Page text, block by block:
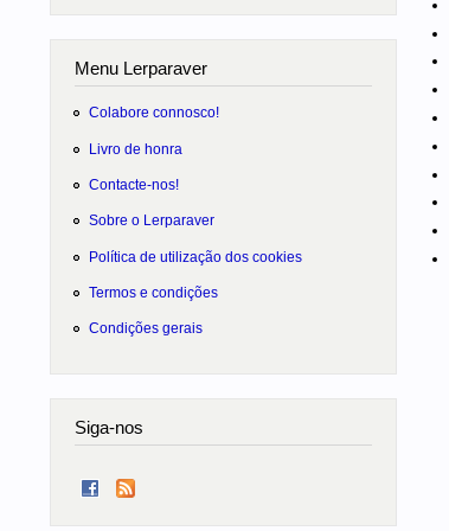
Menu Lerparaver
Colabore connosco!
Livro de honra
Contacte-nos!
Sobre o Lerparaver
Política de utilização dos cookies
Termos e condições
Condições gerais
Siga-nos